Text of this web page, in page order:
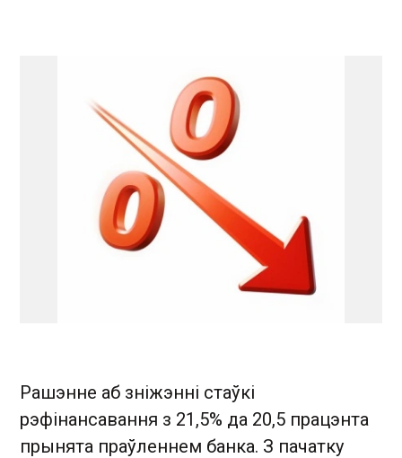
Рашэнне аб зніжэнні стаўкі
рэфінансавання з 21,5% да 20,5 працэнта
прынята праўленнем банка. З пачатку